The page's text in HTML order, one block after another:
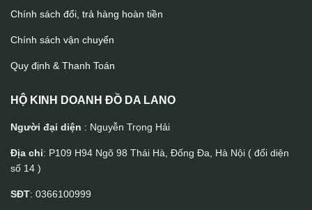
Chính sách đổi, trả hàng hoàn tiền
Chính sách vận chuyển
Quy định & Thanh Toán
HỘ KINH DOANH ĐỒ DA LANO
Người đại diện : Nguyễn Trọng Hải
Địa chỉ: P109 H94 Ngõ 98 Thái Hà, Đống Đa, Hà Nội ( đối diện
số 14 )
SĐT: 0366100999